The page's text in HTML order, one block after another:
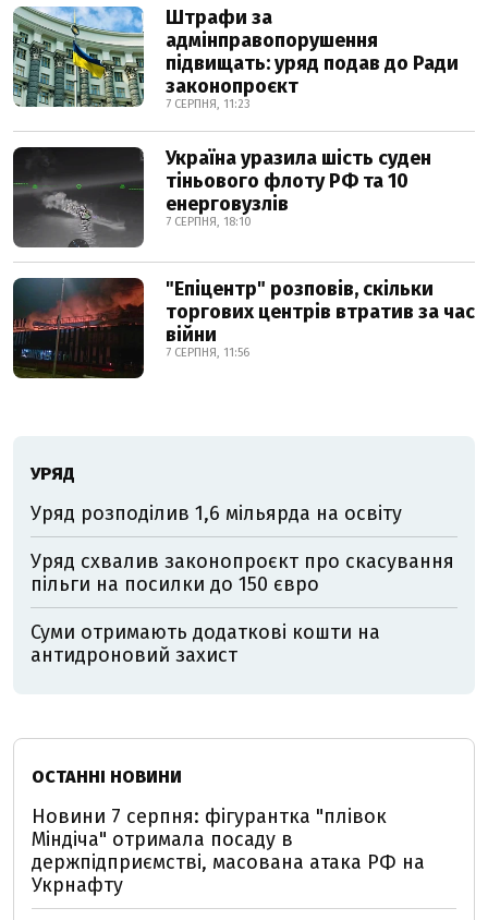
Штрафи за
адмінправопорушення
підвищать: уряд подав до Ради
законопроєкт
7 СЕРПНЯ, 11:23
Україна уразила шість суден
тіньового флоту РФ та 10
енерговузлів
7 СЕРПНЯ, 18:10
"Епіцентр" розповів, скільки
торгових центрів втратив за час
війни
7 СЕРПНЯ, 11:56
УРЯД
Уряд розподілив 1,6 мільярда на освіту
Уряд схвалив законопроєкт про скасування
пільги на посилки до 150 євро
Суми отримають додаткові кошти на
антидроновий захист
ОСТАННІ НОВИНИ
Новини 7 серпня: фігурантка "плівок
Міндіча" отримала посаду в
держпідприємстві, масована атака РФ на
Укрнафту